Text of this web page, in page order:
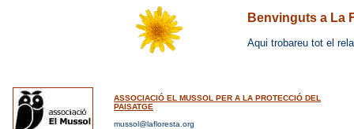
Benvinguts a La
Aqui trobareu tot el
ASSOCIACIÓ EL MUSSOL PER A LA PROTECCIÓ DEL
PAISATGE
mussol@lafloresta.org